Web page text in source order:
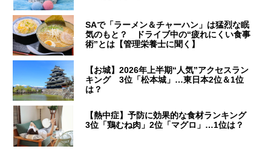
SAで「ラーメン＆チャーハン」は猛烈な眠
気のもと？ ドライブ中の“疲れにくい食事
術”とは【管理栄養士に聞く】
【お城】2026年上半期“人気”アクセスラン
キング 3位「松本城」…東日本2位＆1位
は？
【熱中症】予防に効果的な食材ランキング
3位「鶏むね肉」2位「マグロ」…1位は？